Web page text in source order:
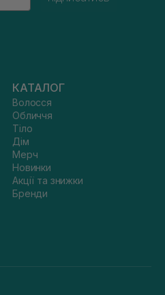
КАТАЛОГ
Волосся
Обличчя
Тіло
Дім
Мерч
Новинки
Акції та знижки
Бренди